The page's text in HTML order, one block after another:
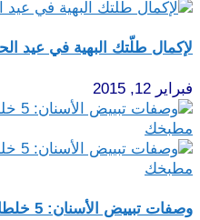
لإكمال طلّتك البهية في عيد
فبراير 12, 2015
وصفات تبييض الأسنان: 5 خلطات طبيعية من مكونات مطبخك